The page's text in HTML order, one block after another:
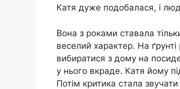
Катя дуже подобалася, і
Вона з роками ставала
веселий характер. На
вибиратися з дому на
у нього вкраде. Катя йому
Потім критика стала